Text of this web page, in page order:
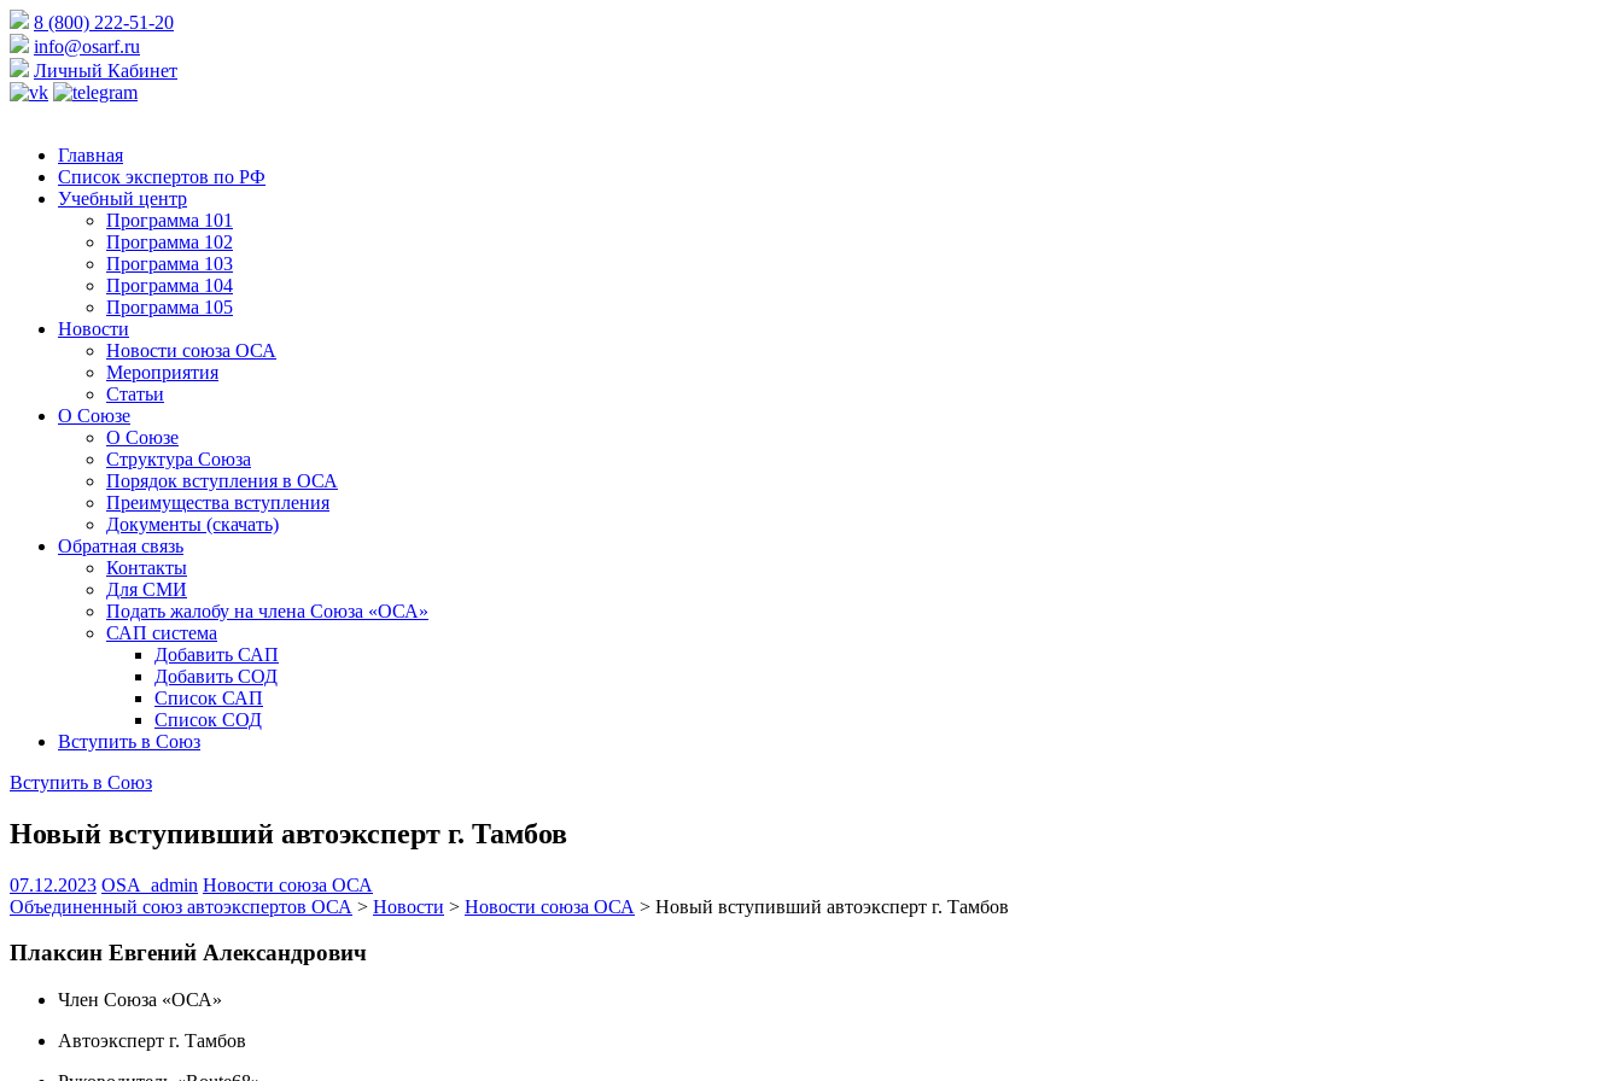
8 (800) 222-51-20
info@osarf.ru
Личный Кабинет
Главная
Список экспертов по РФ
Учебный центр
Программа 101
Программа 102
Программа 103
Программа 104
Программа 105
Новости
Новости союза ОСА
Мероприятия
Статьи
О Союзе
О Союзе
Структура Союза
Порядок вступления в ОСА
Преимущества вступления
Документы (скачать)
Обратная связь
Контакты
Для СМИ
Подать жалобу на члена Союза «ОСА»
САП система
Добавить САП
Добавить СОД
Список САП
Список СОД
Вступить в Союз
Вступить в Союз
Новый вступивший автоэксперт г. Тамбов
07.12.2023 OSA_admin Новости союза ОСА
Объединенный союз автоэкспертов ОСА > Новости > Новости союза ОСА > Новый вступивший автоэксперт г. Тамбов
Плаксин Евгений Александрович
Член Союза «ОСА»
Автоэксперт г. Тамбов